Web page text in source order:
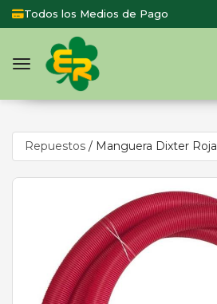
Todos los Medios de Pago
Toggle navigation
Repuestos / Manguera Dixter Roja